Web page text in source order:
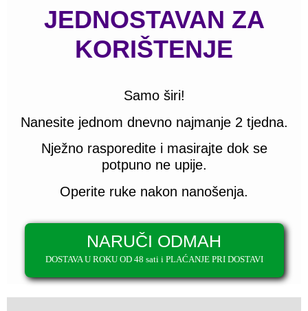
JEDNOSTAVAN ZA
KORIŠTENJE
Samo širi!
Nanesite jednom dnevno najmanje 2 tjedna.
Nježno rasporedite i masirajte dok se
potpuno ne upije.
Operite ruke nakon nanošenja.
NARUČI ODMAH
DOSTAVA U ROKU OD 48 sati i PLAĆANJE PRI DOSTAVI